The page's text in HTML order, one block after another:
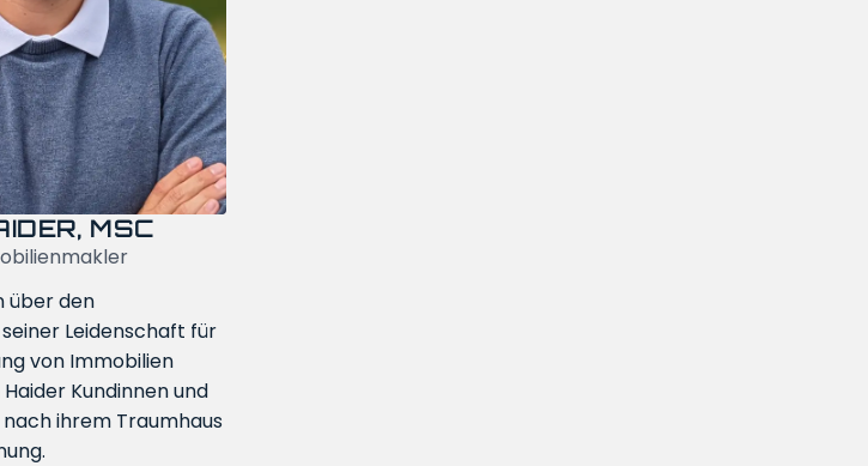
MSC
über den
Leidenschaft für
von Immobilien
Kundinnen und
ihrem Traumhaus